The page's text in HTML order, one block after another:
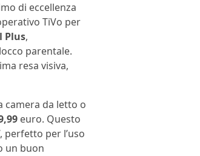
di eccellenza
TiVo per
Plus,
parentale.
resa visiva,
camera da letto o
euro. Questo
per l’uso
un buon